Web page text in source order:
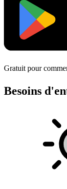
Gratuit pour
Besoins